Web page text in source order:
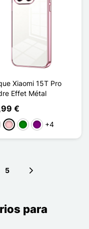
Xiaomi 15T Pro
Effet Métal
€
RosaVerdePúrpura
+4
5
para